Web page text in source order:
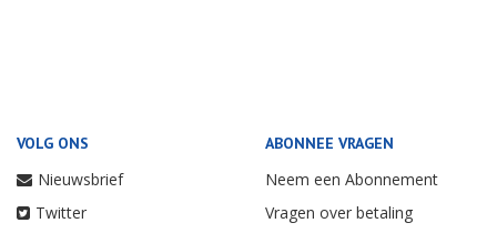
VOLG ONS
Nieuwsbrief
Twitter
ABONNEE VRAGEN
Neem een Abonnement
Vragen over betaling